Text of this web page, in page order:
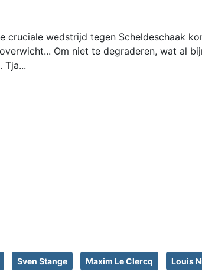
wedstrijd tegen Scheldeschaak
Om niet te degraderen, wat al
Tja...
Sven Stange Maxim Le Clercq Louis